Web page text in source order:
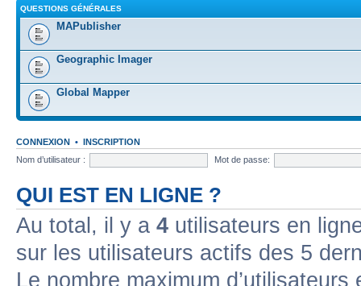
QUESTIONS GÉNÉRALES
MAPublisher
Geographic Imager
Global Mapper
CONNEXION • INSCRIPTION
Nom d’utilisateur :
Mot de passe:
QUI EST EN LIGNE ?
Au total, il y a 4 utilisateurs en
sur les utilisateurs actifs des 5
Le nombre maximum